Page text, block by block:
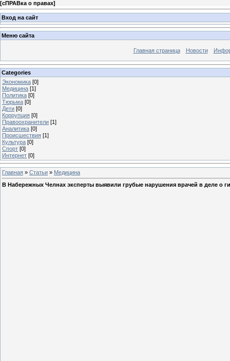
[сПРАВка о правах]
Вход на сайт
Меню сайта
Главная страница Новости
Categories
Экономика [0]
Медицина [1]
Политика [0]
Тюрьма [0]
Дети [0]
Коррупция [0]
Правоохранители [1]
Аналитика [0]
Происшествия [1]
Культура [0]
Спорт [0]
Интернет [0]
Главная » Статьи » Медицина
В Набережных Челнах эксперты выявили грубые нарушения врачей в деле о